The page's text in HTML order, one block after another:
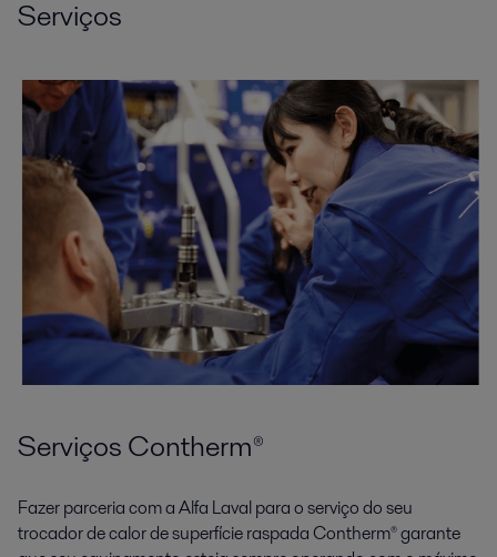
Serviços
Serviços Contherm®
Fazer parceria com a Alfa Laval para o serviço do seu
trocador de calor de superfície raspada Contherm® garante